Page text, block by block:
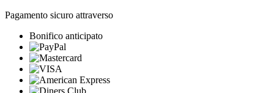
Pagamento sicuro attraverso
Bonifico anticipato